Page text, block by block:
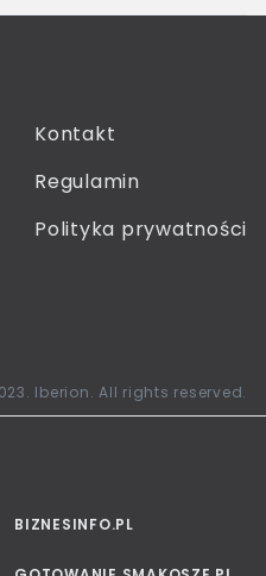
Kontakt
Regulamin
Polityka prywatności
Iberion. All rights reserved.
BIZNESINFO.PL